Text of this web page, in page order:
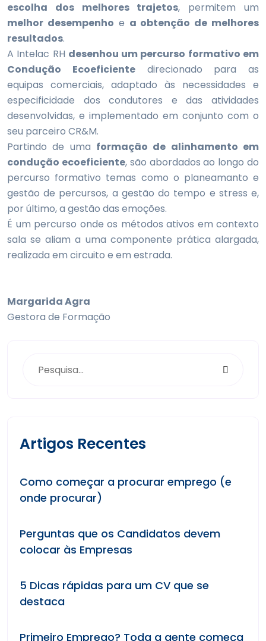
escolha dos melhores trajetos, permitem um
melhor desempenho e a obtenção de melhores
resultados.
A Intelac RH desenhou um percurso formativo em
Condução Ecoeficientedirecionado para as
equipas comerciais, adaptado às necessidades e
especificidade dos condutores e das atividades
desenvolvidas, e implementado em conjunto com o
seu parceiro CR&M.
Partindo de uma formação de alinhamento em
condução ecoeficiente, são abordados ao longo do
percurso formativo temas como o planeamanto e
gestão de percursos, a gestão do tempo e stress e,
por último, a gestão das emoções.
É um percurso onde os métodos ativos em contexto
sala se aliam a uma componente prática alargada,
realizada em circuito e em estrada.
Margarida Agra
Gestora de Formação
Artigos Recentes
Como começar a procurar emprego (e
onde procurar)
Perguntas que os Candidatos devem
colocar às Empresas
5 Dicas rápidas para um CV que se
destaca
Primeiro Emprego? Toda a gente começa